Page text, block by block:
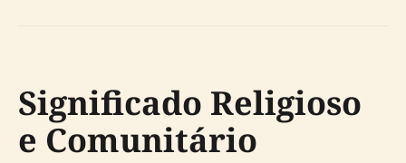
Significado Religioso
e Comunitário